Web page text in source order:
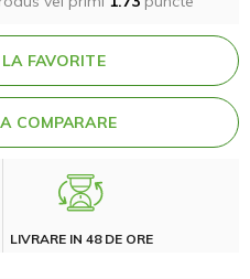
FAVORITE
COMPARARE
LIVRARE IN 48 DE ORE